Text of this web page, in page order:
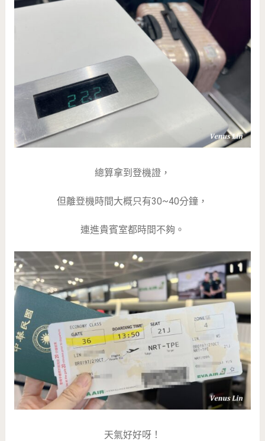
總算拿到登機證，
但離登機時間大概只有30~40分鐘，
連進貴賓室都時間不夠。
天氣好好呀！